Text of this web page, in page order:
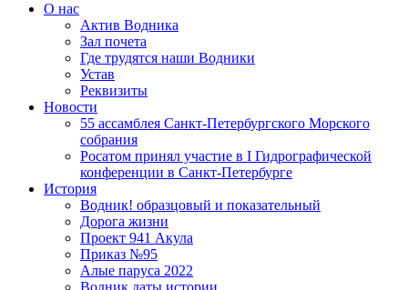
О нас
Актив Водника
Зал почета
Где трудятся наши Водники
Устав
Реквизиты
Новости
55 ассамблея Санкт-Петербургского Морского
собрания
Росатом принял участие в I Гидрографической
конференции в Санкт-Петербурге
История
Водник! образцовый и показательный
Дорога жизни
Проект 941 Акула
Приказ №95
Алые паруса 2022